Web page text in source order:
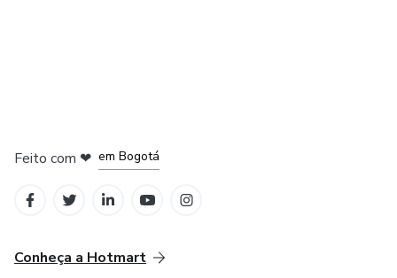
Feito com ❤ em Bogotá
Conheça a Hotmart